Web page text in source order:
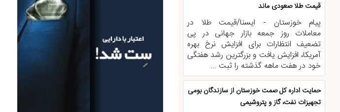
قیمت طلا صعودی ماند
پیام خوزستان - ایسنا/قیمت طلا در
معاملات روز جمعه بازار جهانی در پی
تضعیف انتظارات برای افزایش نرخ بهره
آمریکا، افزایش یافت و بزرگترین رشد هفتگی
خود در هفت ماهه گذشته را ثبت ...
حمایت اداره کل صمت خوزستان از سازندگان بومی
تجهیزات نفت، گاز و پتروشیمی